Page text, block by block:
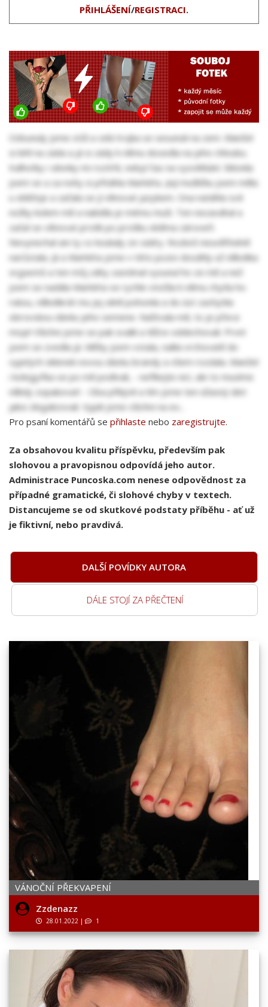
PŘIHLÁŠENÍ/REGISTRACI.
Odsunuly jsme stůl a celá trojka se sesunuli na zem. Manžel
si lehl na záda a já si zády k němu dosedla na jeho chloubu.
Kalhotky i silonky mi roztrhl, nebyl čas na vysvlékání. Sklonila
jsem se a za nohy si přitáhla Markétu. Její mušličku jsem měla
u obličeje a začala se jí věnovat jazykem. Ona natáhla své
nožky kolem mě a nabídla je mému muži. Ten nezaváhal a
začal se věnovat prstík po prstíku oběma zároveň.
Nevynechal ani ty co koukaly ze sádry. Rozkoš neuvěřitelně
narůstala. Já a Markéta jsme v této pozici dosáhly už několika
orgasmů a ten můj záhy zasténal vysunul ho ze mě a než
jsem se nadála Markéta se rychle otočila k němu chytla ho
rukou, několikrát mu jej silně pohonila a do úst zachytila
obrovskou dávku jeho semene. Naštvala mě, to je přece
moje! Všichni jsme se pak svalili a těžce oddechovali. První
jsem se zvedla já. Mlčky jsem vstala, nalila vrchovatě do
vypitých sklenek novou dávku brandy a všem rozdala. Manžel
i kolegyňka se po mě podívali, - neříkejte nic!, ale to musíme
někdy zopakovat! - Oba přikývli a tím jsme ten úžasný úlet
jaksi zlegalizovali. Vypili jsme všichni na ex...
Pro psaní komentářů se přihlaste nebo zaregistrujte.
Za obsahovou kvalitu příspěvku, především pak
slohovou a pravopisnou odpovídá jeho autor.
Administrace Puncoska.com nenese odpovědnost za
případné gramatické, či slohové chyby v textech.
Distancujeme se od skutkové podstaty příběhu - ať už
je fiktivní, nebo pravdivá.
DALŠÍ POVÍDKY AUTORA
DÁLE STOJÍ ZA PŘEČTENÍ
VÁNOČNÍ PŘEKVAPENÍ
Zzdenazz
28.01.2022 | 1